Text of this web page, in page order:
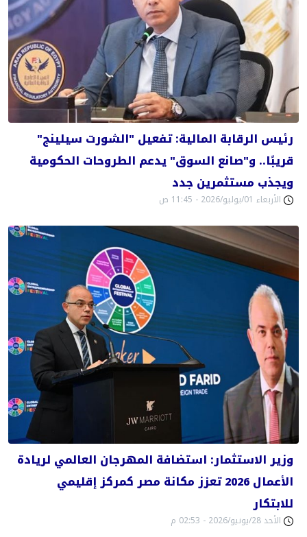
رئيس الرقابة المالية: تفعيل "الشورت سيلينج"
قريبًا.. و"صانع السوق" يدعم الطروحات الحكومية
ويجذب مستثمرين جدد
الأربعاء 01/يوليو/2026 - 11:45 ص
وزير الاستثمار: استضافة المهرجان العالمي لريادة
الأعمال 2026 تعزز مكانة مصر كمركز إقليمي
للابتكار
الأحد 28/يونيو/2026 - 02:53 م